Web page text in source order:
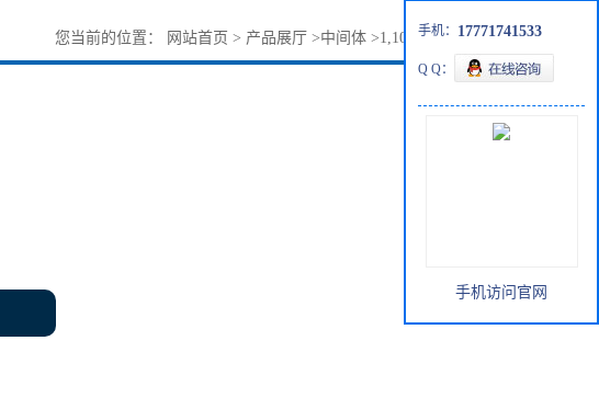
您当前的位置： 网站首页 > 产品展厅 >中间体 >1,10-菲罗啉一水合物
手机： 17771741533
Q Q：
手机访问官网